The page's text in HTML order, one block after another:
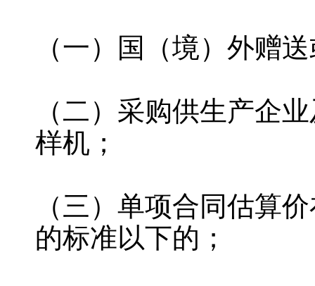
（一）国（境）外赠
（二）采购供生产企
样机；
（三）单项合同估算
的标准以下的；